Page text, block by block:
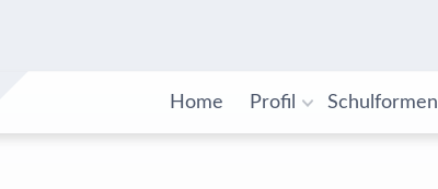
Home Profil Schulformen